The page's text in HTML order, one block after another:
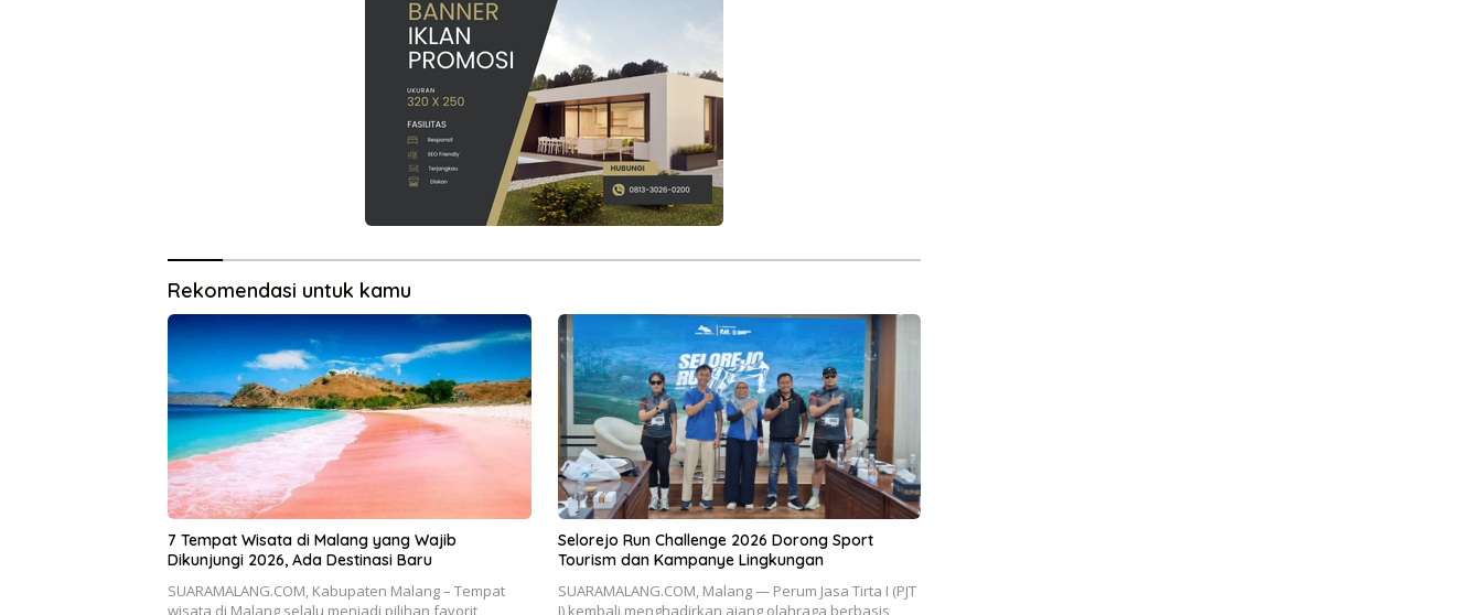
Rekomendasi untuk kamu
7 Tempat Wisata di Malang yang Wajib
Dikunjungi 2026, Ada Destinasi Baru
SUARAMALANG.COM, Kabupaten Malang – Tempat
wisata di Malang selalu menjadi pilihan favorit
Selorejo Run Challenge 2026 Dorong Sport
Tourism dan Kampanye Lingkungan
SUARAMALANG.COM, Malang — Perum Jasa Tirta I (PJT
I) kembali menghadirkan ajang olahraga berbasis